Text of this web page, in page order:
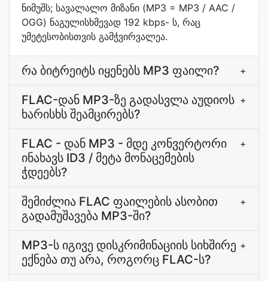
ნიმუშს; სავალალო მიზანი (MP3 = MP3 / AAC /
OGG) ნაგულისხმევად 192 kbps- ს, რაც
უმეტესობისთვის გამჭვირვალეა.
რა ბიტრეიტს იყენებს MP3 ფაილი? +
FLAC-დან MP3-ზე გადასვლა აუდიოს
ხარისხს შეამცირებს?
+
FLAC - დან MP3 - მდე კონვერტორი
ინახავს ID3 / მეტა მონაცემების
ჭდეებს?
+
შემიძლია FLAC ფაილების ასობით
გადამუშავება MP3-ში?
+
MP3-ს იგივე დისკრიმინაციის სიხშირე
ექნება თუ არა, როგორც FLAC-ს?
+